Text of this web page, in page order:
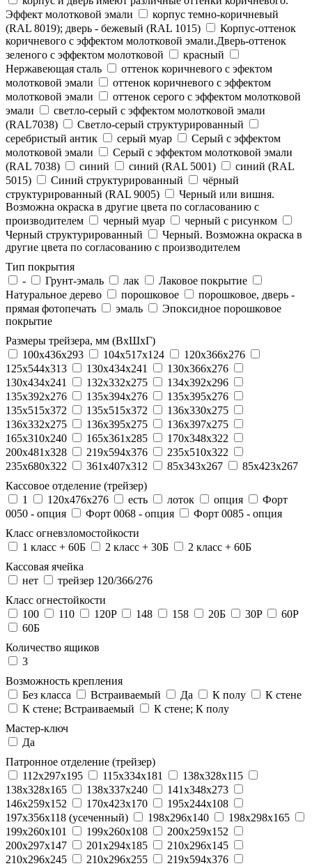
Эффект молотковой эмали
корпус темно-коричневый
(RAL 8019); дверь - бежевый (RAL 1015)
Корпус-оттенок
коричневого с эффектом молотковой эмали.Дверь-оттенок
зеленого с эффектом молотковой
красный
Нержавеющая сталь
оттенок коричневого с эфектом
молотковой эмали
оттенок коричневого с эффектом
молотковой эмали
оттенок серого с эффектом молотковой
эмали
светло-серый с эффектом молотковой эмали
(RAL7038)
Светло-серый структурированный
серебристый антик
серый муар
Серый с эффектом
молотковой эмали
Серый с эффектом молотковой эмали
(RAL 7038)
синий синий (RAL 5001)
синий (RAL
5015)
Синий структурированный
чёрный
структурированный (RAL 9005)
Черный или вишня.
Возможна окраска в другие цвета по согласованию с
производителем
черный муар
черный с рисунком
Черный структурированный
Черный. Возможна окраска в
другие цвета по согласованию с производителем
Тип покрытия
-
Грунт-эмаль лак
Лаковое покрытие
Натуральное дерево
порошковое
порошковое, дверь -
прямая фотопечать
эмаль
Эпоксидное порошковое
покрытие
Размеры трейзера, мм (ВхШхГ)
100x436x293
104х517х124
120x366x276
125x544x313
130x434x241
130х366х276
130х434х241
132x332x275
134x392x296
135x392x276
135x394x276
135x395x276
135x515x372
135х515х372
136x330x275
136x332x275
136x395x275
136x397x275
165x310x240
165x361x285
170x348x322
200x481x328
219x594x376
235x510x322
235x680x322
361x407x312 85x343x267
85x423x267
Кассовое отделение (трейзер)
1
120х476х276 есть лоток опция
Форт
0050 - опция
Форт 0068 - опция
Форт 0085 - опция
Класс огневзломостойкости
1 класс + 60Б
2 класс + 30Б
2 класс + 60Б
Кассовая ячейка
нет
трейзер 120/366/276
Класс огнестойкости
100
110 120P 148 158 20Б 30P
60P
60Б
Количество ящиков
3
Возможность крепления
Без класса
Встраиваемый Да К полу
К стене
К стене; Встраиваемый
К стене; К полу
Мастер-ключ
Да
Патронное отделение (трейзер)
112x297x195
115x334x181
138x328x115
138x328x165
138x337x240
141x348x273
146x259x152
170x423x170
195x244x108
197x356x118 (усеченный)
198x296x140
198x298x165
199x260x101
199x260x108
200x259x152
200x297x147
201x294x185
210x296x145
210x296x245
210x296x255
219x594x376